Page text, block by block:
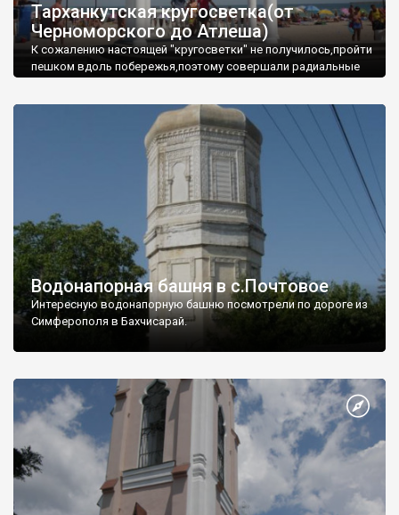
Тарханкутская кругосветка(от
Черноморского до Атлеша)
К сожалению настоящей "кругосветки" не получилось,пройти
пешком вдоль побережья,поэтому совершали радиальные
Водонапорная башня в с.Почтовое
Интересную водонапорную башню посмотрели по дороге из
Симферополя в Бахчисарай.